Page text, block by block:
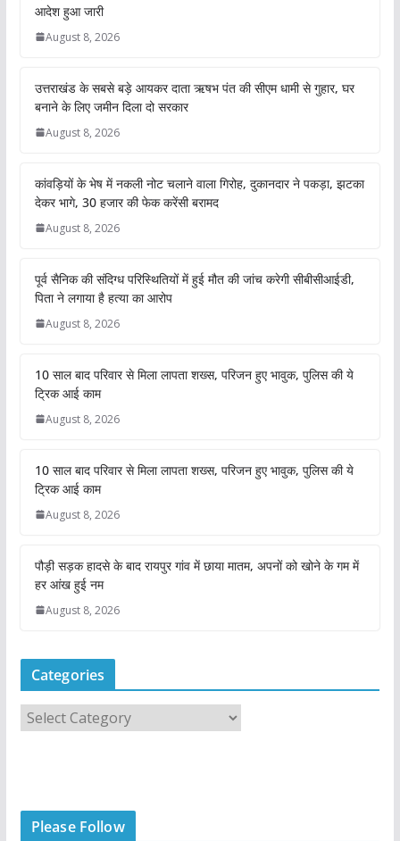
आदेश हुआ जारी
August 8, 2026
उत्तराखंड के सबसे बड़े आयकर दाता ऋषभ पंत की सीएम धामी से गुहार, घर
बनाने के लिए जमीन दिला दो सरकार
August 8, 2026
कांवड़ियों के भेष में नकली नोट चलाने वाला गिरोह, दुकानदार ने पकड़ा, झटका
देकर भागे, 30 हजार की फेक करेंसी बरामद
August 8, 2026
पूर्व सैनिक की संदिग्ध परिस्थितियों में हुई मौत की जांच करेगी सीबीसीआईडी,
पिता ने लगाया है हत्या का आरोप
August 8, 2026
10 साल बाद परिवार से मिला लापता शख्स, परिजन हुए भावुक, पुलिस की ये
ट्रिक आई काम
August 8, 2026
10 साल बाद परिवार से मिला लापता शख्स, परिजन हुए भावुक, पुलिस की ये
ट्रिक आई काम
August 8, 2026
पौड़ी सड़क हादसे के बाद रायपुर गांव में छाया मातम, अपनों को खोने के गम में
हर आंख हुई नम
August 8, 2026
Categories
a
Please Follow